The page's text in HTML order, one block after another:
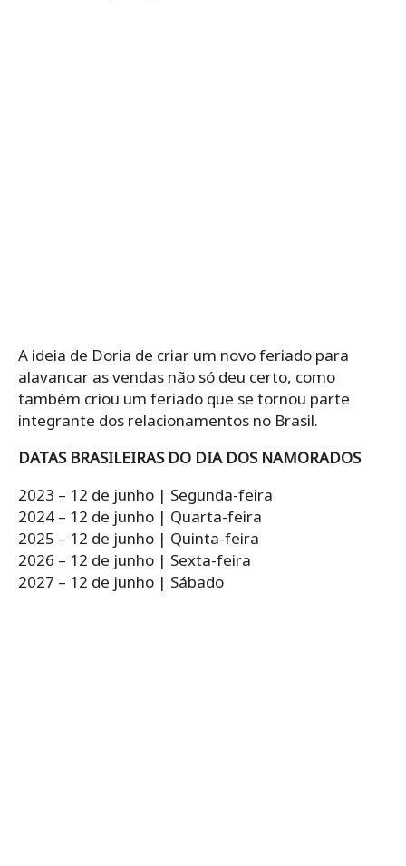
A ideia de Doria de criar um novo feriado para
alavancar as vendas não só deu certo, como
também criou um feriado que se tornou parte
integrante dos relacionamentos no Brasil.
DATAS BRASILEIRAS DO DIA DOS NAMORADOS
2023 – 12 de junho | Segunda-feira
2024 – 12 de junho | Quarta-feira
2025 – 12 de junho | Quinta-feira
2026 – 12 de junho | Sexta-feira
2027 – 12 de junho | Sábado